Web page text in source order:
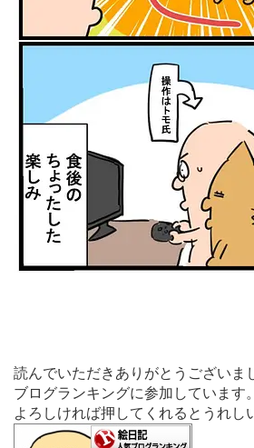
読んでいただきありがとうございま
ブログランキングに参加しています。
よろしければ押してくれるとうれし